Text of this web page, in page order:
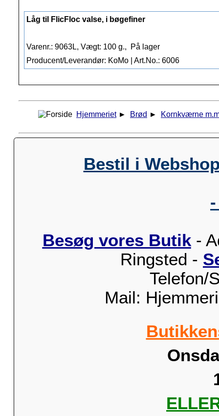
Låg til FlicFloc valse, i bøgefiner
Varenr.: 9063L, Vægt: 100 g.,
På lager
Producent/Leverandør: KoMo | Art.No.: 6006
Hjemmeriet ► Brød ► Kornkværne
Bestil i
Besøg vores Butik-
Ringsted -
Telefon/
Mail: